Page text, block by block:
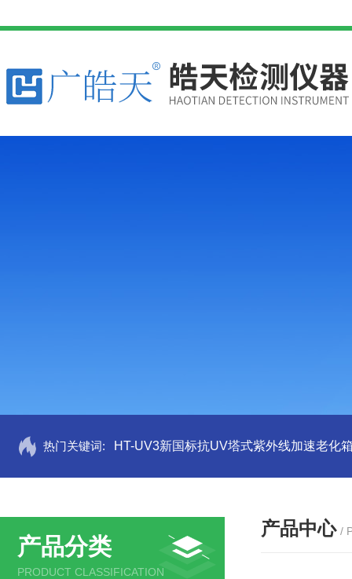
热门关键词: HT-UV3新国标抗UV塔式紫外线加速老化
产品分类
PRODUCT CLASSIFICATION
产品中心 /